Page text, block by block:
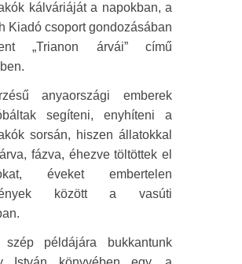
kálváriáját a napokban, a
Kiadó csoport gondozásában
„Trianon árvái” című
anyaországi emberek
segíteni, enyhíteni a
sorsán, hiszen állatokkal
fázva, éhezve töltöttek el
éveket embertelen
között a vasúti
szép példájára bukkantunk